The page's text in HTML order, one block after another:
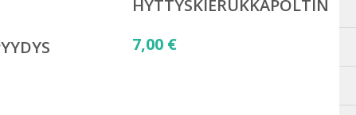
HYTTYSKIERUKKAPOLTIN
7,00 €